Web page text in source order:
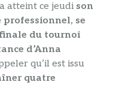
atteint ce jeudi son
se
du tournoi
d’Anna
qu’il est issu
quatre